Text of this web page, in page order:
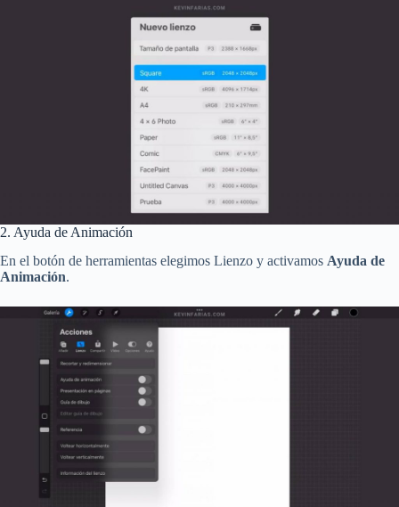
2. Ayuda de Animación
En el botón de herramientas elegimos Lienzo y activamos Ayuda de
Animación.